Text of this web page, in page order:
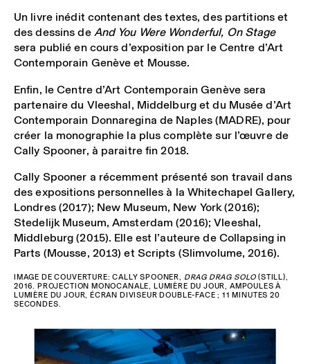
Un livre inédit contenant des textes, des partitions et
des dessins deAnd You Were Wonderful, On Stage
sera publié en cours d’exposition par le Centre d’Art
Contemporain Genève et Mousse.
Enfin, le Centre d’Art Contemporain Genève sera
partenaire du Vleeshal, Middelburg et du Musée d’Art
Contemporain Donnaregina de Naples (MADRE), pour
créer la monographie la plus complète sur l’œuvre de
Cally Spooner, à paraitre fin 2018.
Cally Spooner a récemment présenté son travail dans
des expositions personnelles à la Whitechapel Gallery,
Londres (2017); New Museum, New York (2016);
Stedelijk Museum, Amsterdam (2016); Vleeshal,
Middleburg (2015). Elle est l’auteure de Collapsing in
Parts (Mousse, 2013) et Scripts (Slimvolume, 2016).
IMAGE DE COUVERTURE: CALLY SPOONER, DRAG DRAG SOLO(STILL),
2016. PROJECTION MONOCANALE, LUMIÈRE DU JOUR, AMPOULES À
LUMIÈRE DU JOUR, ÉCRAN DIVISEUR DOUBLE-FACE ; 11 MINUTES 20
SECONDES.